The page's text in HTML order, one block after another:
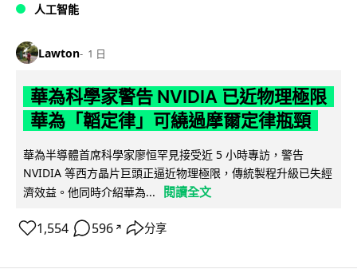
人工智能
Lawton 1 日
華為科學家警告 NVIDIA 已近物理極限
華為「韜定律」可繞過摩爾定律瓶頸
華為半導體首席科學家廖恒罕見接受近 5 小時專訪，警告
NVIDIA 等西方晶片巨頭正逼近物理極限，傳統製程升級已失經
濟效益。他同時介紹華為...
閱讀全文
1,554 596 ↗ 分享